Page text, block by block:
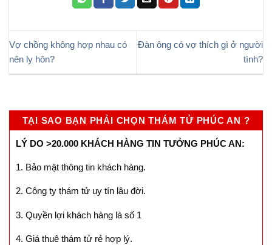
Vợ chồng không hợp nhau có
nên ly hôn?
Đàn ông có vợ thích gì ở người
tình?
TẠI SAO BẠN PHẢI CHỌN THÁM TỬ PHÚC AN ?
LÝ DO >20.000 KHÁCH HÀNG TIN TƯỞNG PHÚC AN:
1. Bảo mật thông tin khách hàng.
2. Công ty thám tử uy tín lâu đời.
3. Quyền lợi khách hàng là số 1
4. Giá thuê thám tử rẻ hợp lý.